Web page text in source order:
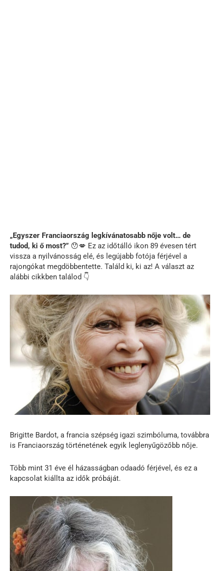
„Egyszer Franciaország legkívánatosabb nője volt… de
tudod, ki ő most?” 😯💋 Ez az időtálló ikon 89 évesen tért
vissza a nyilvánosság elé, és legújabb fotója férjével a
rajongókat megdöbbentette. Találd ki, ki az! A választ az
alábbi cikkben találod 👇
Brigitte Bardot, a francia szépség igazi szimbóluma, továbbra
is Franciaország történetének egyik leglenyűgözőbb nője.
Több mint 31 éve él házasságban odaadó férjével, és ez a
kapcsolat kiállta az idők próbáját.